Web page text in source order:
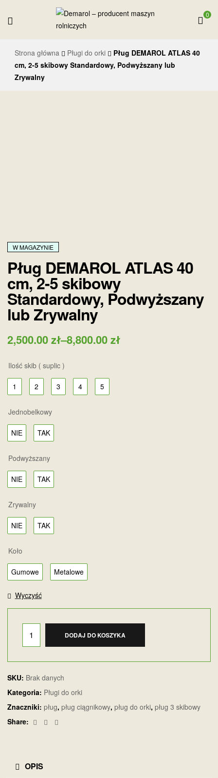
–
0
Strona główna Pługi do orki
Pług DEMAROL ATLAS 40
cm, 2-5 skibowy Standardowy, Podwyższany lub
Zrywalny
W MAGAZYNIE
Pług DEMAROL ATLAS 40
cm, 2-5 skibowy
Standardowy, Podwyższany
lub Zrywalny
2,500.00zł–8,800.00zł
Ilość skib ( suplic )
1 2 3 4 5
Jednobelkowy
NIE TAK
Podwyższany
NIE TAK
Zrywalny
NIE TAK
Koło
Gumowe Metalowe
Wyczyść
DODAJ DO KOSZYKA
SKU: Brak danych
Kategoria: Pługi do orki
Znaczniki: pług, pług ciągnikowy, pług do orki, pług 3 skibowy
Share:
Facebook
Twitter
OPIS